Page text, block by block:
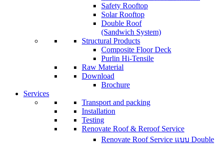
Safety Rooftop
Solar Rooftop
Double Roof
(Sandwich System)
Structural Products
Composite Floor Deck
Purlin Hi-Tensile
Raw Material
Download
Brochure
Services
Transport and packing
Installation
Testing
Renovate Roof & Reroof Service
Renovate Roof Service แบบ Double